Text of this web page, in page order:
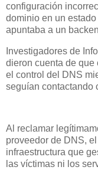
configuración
dominio en un estado
apuntaba a un
Investigadores de
dieron cuenta de
el control del DNS
seguían contactando
Al reclamar
proveedor de DNS,
infraestructura que
las víctimas ni los